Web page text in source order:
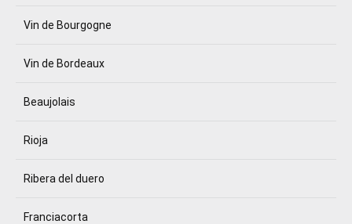
Vin de Bourgogne
Vin de Bordeaux
Beaujolais
Rioja
Ribera del duero
Franciacorta